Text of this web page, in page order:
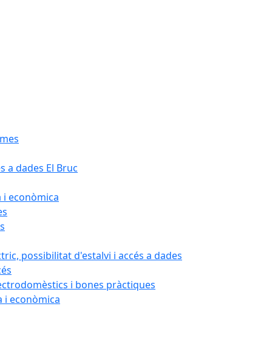
a dades El Bruc
i econòmica
possibilitat d'estalvi i accés a dades
i bones pràctiques
i econòmica